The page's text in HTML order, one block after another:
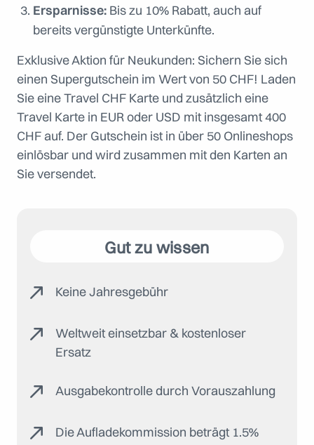
Ersparnisse:Bis zu 10% Rabatt, auch auf
bereits vergünstigte Unterkünfte.
Exklusive Aktion für Neukunden: Sichern Sie sich
einen Supergutschein im Wert von 50 CHF! Laden
Sie eine Travel CHF Karte und zusätzlich eine
Travel Karte in EUR oder USD mit insgesamt 400
CHF auf. Der Gutschein ist in über 50 Onlineshops
einlösbar und wird zusammen mit den Karten an
Sie versendet.
Gut zu wissen
Keine Jahresgebühr
Weltweit einsetzbar & kostenloser
Ersatz
Ausgabekontrolle durch Vorauszahlung
Die Aufladekommission beträgt 1.5%